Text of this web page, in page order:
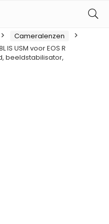
Cameralenzen
IS USM voor EOS R
beeldstabilisator,